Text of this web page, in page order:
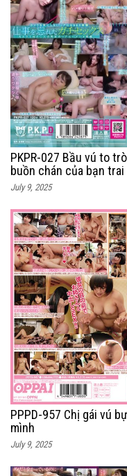
PKPR-027 Bầu vú to
buồn chán của bạn trai
July 9, 2025
PPPD-957 Chị gái vú
mình
July 9, 2025